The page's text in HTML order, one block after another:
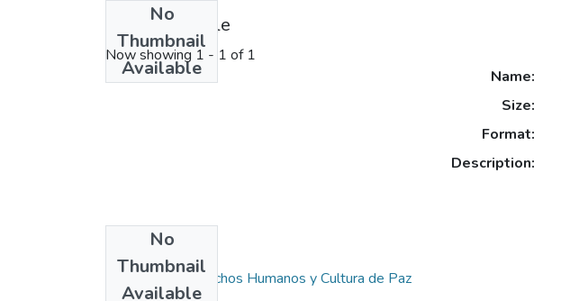
No
Thumbnail
Available
License bundle
Now showing 1 - 1 of 1
No
Thumbnail
Available
Name:
Size:
Format:
Description:
Collections
Maestría en Derechos Humanos y Cultura de Paz